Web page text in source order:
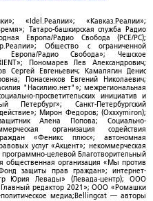
«Idel.Реалии»; «Кавказ.Реалии»;
Татаро-башкирская служба Радио
Европа/Радио Свобода (PCE/PC);
Общество с ограниченной
Европа/Радио Свобода»; Чешское
Пономарев Лев Александрович;
Сергей Евгеньевич; Камалягин Денис
Понасенков Евгений Николаевич;
"Насилию.нет"»; межрегиональная
просветительских инициатив и
Петербург»; Санкт-Петербургский
Мирон Федоров; (Oxxxymiron);
Алена Попова; Социально-
организация содействия
«Феникс плюс»; автономная
услуг «Акцент»; некоммерческая
целевой Благотворительный
общественная организация «Мы против
защиты прав граждан»; интернет-
Юрия Левады» (Левада-центр); ООО
редактор 2021»; ООО «Ромашки
медиа;Bellingcat — авторы